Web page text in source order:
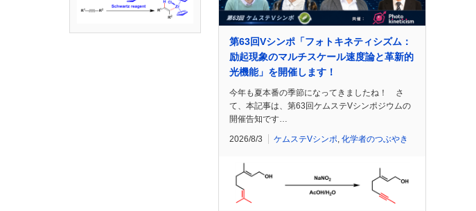
第63回Vシンポ「フォトキネティシズム：
励起現象のマルチスケール速度論と革新的
光機能」を開催します！
今年も夏本番の季節になってきましたね！ さ
て、本記事は、第63回ケムステVシンポジウムの
開催告知です…
2026/8/3 ケムステVシンポ, 化学者のつぶやき